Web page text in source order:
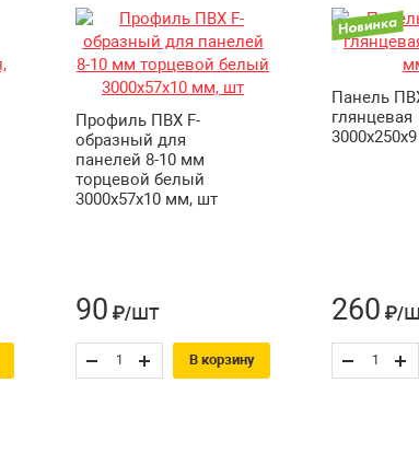
Профиль ПВХ F-
образный для
панелей 8-10 мм
торцевой белый
3000х57х10 мм, шт
90 ₽/шт
В корзину
Панель
глянцевая
260 ₽/